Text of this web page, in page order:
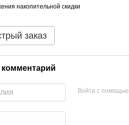
накопительной скидки
заказ
Войти с помощью